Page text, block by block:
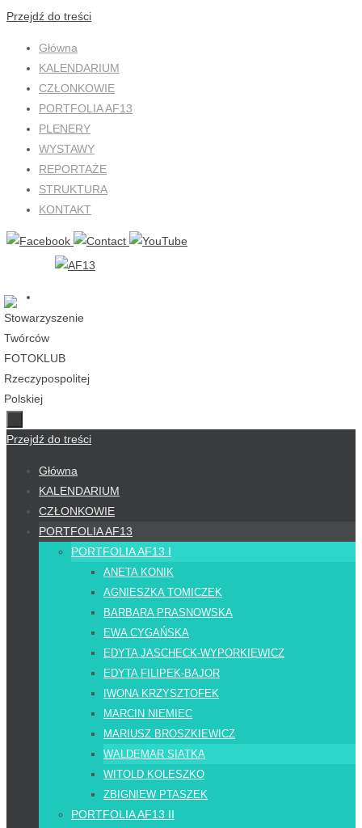
Przejdź do treści
Główna
KALENDARIUM
CZŁONKOWIE
PORTFOLIA AF13
PLENERY
WYSTAWY
REPORTAŻE
STRUKTURA
KONTAKT
Przejdź do treści
Główna
KALENDARIUM
CZŁONKOWIE
PORTFOLIA AF13
PORTFOLIA AF13 I
ANETA KONIK
AGNIESZKA TOMICZEK
BARBARA PRASNOWSKA
EWA CYGAŃSKA
EDYTA JASCHECK-WYPORKIEWICZ
EDYTA FILIPEK-BAJOR
IWONA KRZYSZTOFEK
MARCIN NIEMIEC
MARIUSZ BROSZKIEWICZ
WALDEMAR SIATKA
WITOLD KOLESZKO
ZBIGNIEW PTASZEK
PORTFOLIA AF13 II